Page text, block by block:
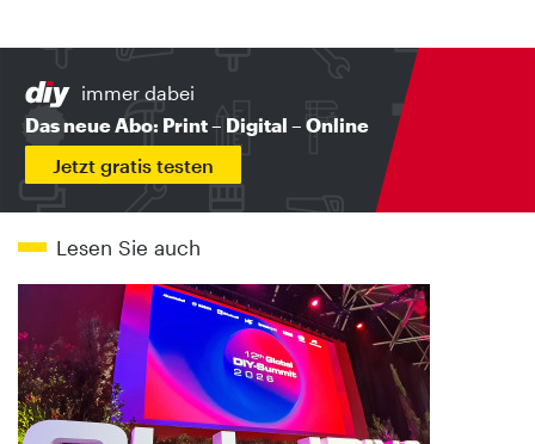
immer dabei
Das neue Abo: Print – Digital – Online
Jetzt gratis testen
Lesen Sie auch